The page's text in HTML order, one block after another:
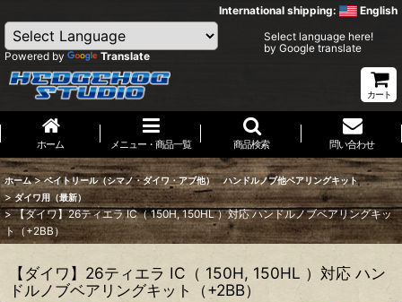
International shipping: English
Powered by Translate
Select language here!
by Google translate
カート
ホーム メニュー・商品一覧 商品検索 問い合わせ
ホーム > ベイトリール（シマノ・ダイワ・アブ他） ハンドルノブ他ベアリングキット
> ダイワ用（最新）
> 【ダイワ】26ティエラ IC（ 150H, 150HL ）対応 ハンドルノブベアリングキッ
ト（+2BB）
【ダイワ】26ティエラ IC（ 150H, 150HL ）対応 ハン
ドルノブベアリングキット（+2BB）